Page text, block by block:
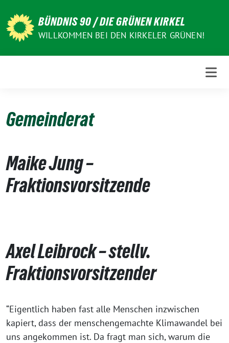
zum
Inhalt
BÜNDNIS 90 / DIE GRÜNEN KIRKEL
WILLKOMMEN BEI DEN KIRKELER GRÜNEN!
Gemeinderat
Maike Jung –
Fraktionsvorsitzende
Axel Leibrock – stellv.
Fraktionsvorsitzender
“Eigentlich haben fast alle Menschen inzwischen
kapiert, dass der menschengemachte Klimawandel bei
uns angekommen ist. Da fragt man sich, warum die